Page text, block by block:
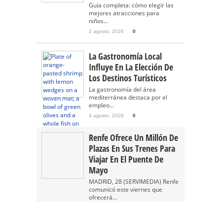
Guía completa: cómo elegir las
mejores atracciones para
niños...
2 agosto, 2026 0
La Gastronomía Local
Influye En La Elección De
Los Destinos Turísticos
La gastronomía del área
mediterránea destaca por el
empleo...
4 agosto, 2026 0
Renfe Ofrece Un Millón De
Plazas En Sus Trenes Para
Viajar En El Puente De
Mayo
MADRID, 28 (SERVIMEDIA) Renfe
comunicó este viernes que
ofrecerá...